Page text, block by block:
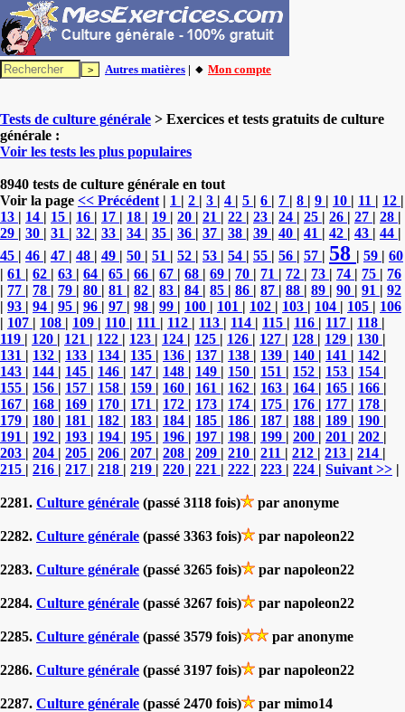
Autres matières | 🔸 Mon compte
Tests de culture générale > Exercices et tests gratuits de culture
générale :
Voir les tests les plus populaires
8940 tests de culture générale en tout
Voir la page << Précédent | 1 | 2 | 3 | 4 | 5 | 6 | 7 | 8 | 9 | 10 | 11 | 12 |
13 | 14 | 15 | 16 | 17 | 18 | 19 | 20 | 21 | 22 | 23 | 24 | 25 | 26 | 27 | 28 |
29 | 30 | 31 | 32 | 33 | 34 | 35 | 36 | 37 | 38 | 39 | 40 | 41 | 42 | 43 | 44 |
45 | 46 | 47 | 48 | 49 | 50 | 51 | 52 | 53 | 54 | 55 | 56 | 57 | 58 | 59 | 60
| 61 | 62 | 63 | 64 | 65 | 66 | 67 | 68 | 69 | 70 | 71 | 72 | 73 | 74 | 75 | 76
| 77 | 78 | 79 | 80 | 81 | 82 | 83 | 84 | 85 | 86 | 87 | 88 | 89 | 90 | 91 | 92
| 93 | 94 | 95 | 96 | 97 | 98 | 99 | 100 | 101 | 102 | 103 | 104 | 105 | 106
| 107 | 108 | 109 | 110 | 111 | 112 | 113 | 114 | 115 | 116 | 117 | 118 |
119 | 120 | 121 | 122 | 123 | 124 | 125 | 126 | 127 | 128 | 129 | 130 |
131 | 132 | 133 | 134 | 135 | 136 | 137 | 138 | 139 | 140 | 141 | 142 |
143 | 144 | 145 | 146 | 147 | 148 | 149 | 150 | 151 | 152 | 153 | 154 |
155 | 156 | 157 | 158 | 159 | 160 | 161 | 162 | 163 | 164 | 165 | 166 |
167 | 168 | 169 | 170 | 171 | 172 | 173 | 174 | 175 | 176 | 177 | 178 |
179 | 180 | 181 | 182 | 183 | 184 | 185 | 186 | 187 | 188 | 189 | 190 |
191 | 192 | 193 | 194 | 195 | 196 | 197 | 198 | 199 | 200 | 201 | 202 |
203 | 204 | 205 | 206 | 207 | 208 | 209 | 210 | 211 | 212 | 213 | 214 |
215 | 216 | 217 | 218 | 219 | 220 | 221 | 222 | 223 | 224 | Suivant >> |
2281. Culture générale (passé 3118 fois) par anonyme
2282. Culture générale (passé 3363 fois) par napoleon22
2283. Culture générale (passé 3265 fois) par napoleon22
2284. Culture générale (passé 3267 fois) par napoleon22
2285. Culture générale (passé 3579 fois) par anonyme
2286. Culture générale (passé 3197 fois) par napoleon22
2287. Culture générale (passé 2470 fois) par mimo14